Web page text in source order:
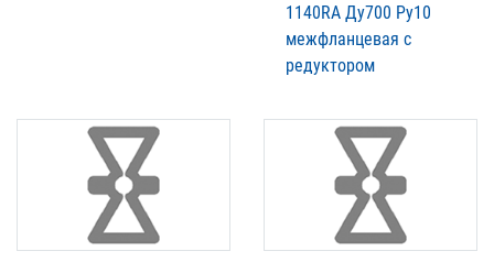
1140RA Ду700 Ру10
межфланцевая с
редуктором